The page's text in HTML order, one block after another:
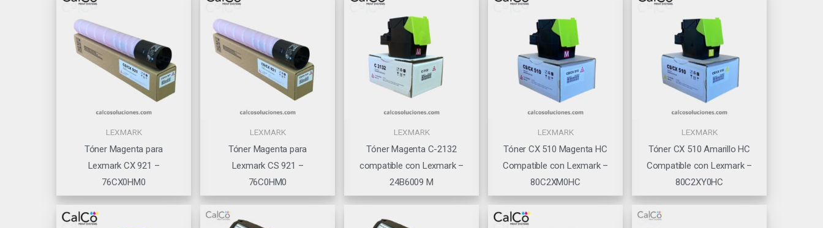
LEXMARK
Tóner Magenta para
Lexmark CX 921 –
76CX0HM0
LEXMARK
Tóner Magenta para
Lexmark CS 921 –
76C0HM0
LEXMARK
Tóner Magenta C-2132
compatible con Lexmark –
24B6009 M
LEXMARK
Tóner CX 510 Magenta HC
Compatible con Lexmark –
80C2XM0HC
LEXMARK
Tóner CX 510 Amarillo HC
Compatible con Lexmark –
80C2XY0HC